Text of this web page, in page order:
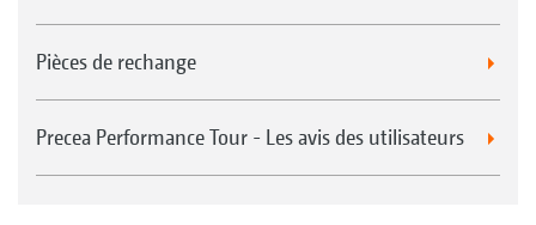
Pièces de rechange
Precea Performance Tour - Les avis des utilisateurs